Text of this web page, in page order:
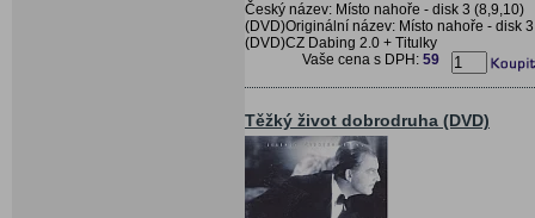
Český název: Místo nahoře - disk 3 (8,9,10)
(DVD)Originální název: Místo nahoře - disk 3
(DVD)CZ Dabing 2.0 + Titulky
Vaše cena s DPH: 59
Těžký život dobrodruha (DVD)